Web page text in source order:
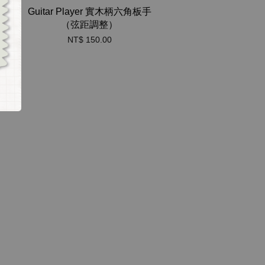
Guitar Player 實木柄六角板手
（弦距調整）
NT$ 150.00